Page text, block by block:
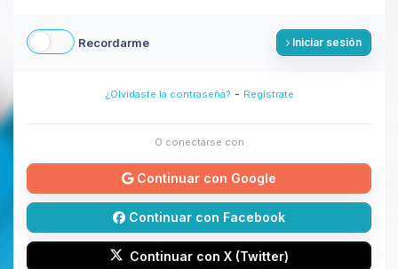
Recordarme Iniciar sesión
¿Olvidaste la contraseña? - Regístrate
O conectarse con
Continuar con Google
Continuar con Facebook
Continuar con X (Twitter)